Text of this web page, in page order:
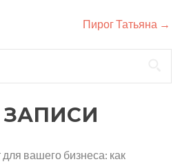
Пирог Татьяна →
вашего бизнеса: как